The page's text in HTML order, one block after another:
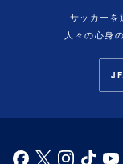
サッカーを
人々の心身